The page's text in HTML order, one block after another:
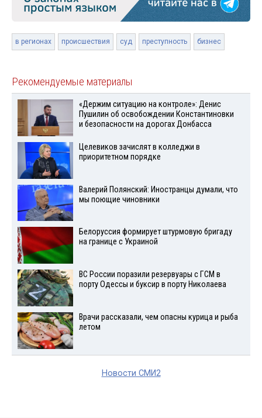
в регионах происшествия суд преступность бизнес
Рекомендуемые материалы
«Держим ситуацию на контроле»: Денис
Пушилин об освобождении Константиновки
и безопасности на дорогах Донбасса
Целевиков зачислят в колледжи в
приоритетном порядке
Валерий Полянский: Иностранцы думали, что
мы поющие чиновники
Белоруссия формирует штурмовую бригаду
на границе с Украиной
ВС России поразили резервуары с ГСМ в
порту Одессы и буксир в порту Николаева
Врачи рассказали, чем опасны курица и рыба
летом
Новости СМИ2